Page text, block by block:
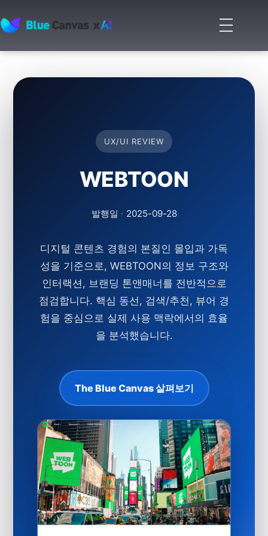
BLUECANVAS
메
뉴
기
UX/UI REVIEW
WEBTOON
발행일 · 2025-09-28
디지털 콘텐츠 경험의 본질인 몰입과 가독
성을 기준으로, WEBTOON의 정보 구조와
인터랙션, 브랜딩 톤앤매너를 전반적으로
점검합니다. 핵심 동선, 검색/추천, 뷰어 경
험을 중심으로 실제 사용 맥락에서의 효율
을 분석했습니다.
The Blue Canvas 살펴보기